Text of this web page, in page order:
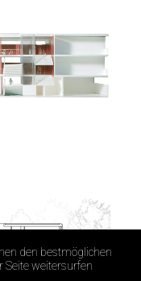
den bestmöglichen
Seite weitersurfen